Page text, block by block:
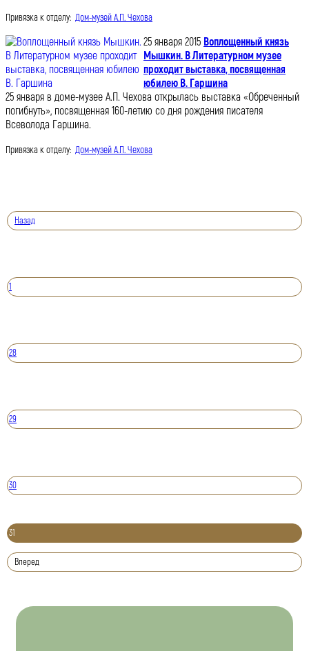
Привязка к отделу: Дом-музей А.П. Чехова
25 января 2015 Воплощенный князь
Мышкин. В Литературном музее
проходит выставка, посвященная
юбилею В. Гаршина
25 января в доме-музее А.П. Чехова открылась выставка «Обреченный
погибнуть», посвященная 160-летию со дня рождения писателя
Всеволода Гаршина.
Привязка к отделу: Дом-музей А.П. Чехова
Назад
1
28
29
30
31
Вперед